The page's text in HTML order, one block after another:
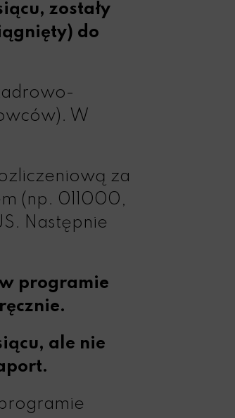
zostały
do
W
za
(np. 011000,
Następnie
programie
ale nie